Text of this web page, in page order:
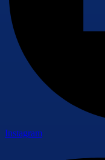
Instagram